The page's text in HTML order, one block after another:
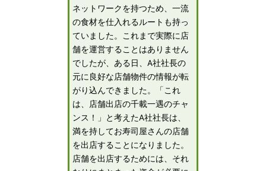
ネットワークを持つため、一流
の食材を仕入れるルートも持っ
ていました。これまで実際に店
舗を運営することはありません
でしたが、ある日、A社社長の
元に良好な店舗物件の情報が転
がり込んできました。「これ
は、店舗出店の千載一遇のチャ
ンス！」と考えたA社社長は、
満を持してお寿司屋さんの店舗
を出店することになりました。
店舗を出店するためには、それ